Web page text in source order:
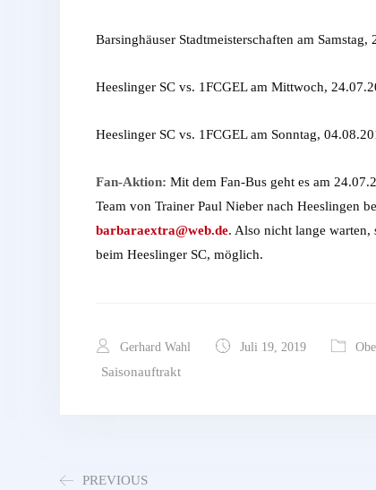
Barsinghäuser Stadtmeisterschaften am
Heeslinger SC vs. 1FCGEL am Mittwoch,
Heeslinger SC vs. 1FCGEL am Sonntag,
Fan-Aktion: Mit dem Fan-Bus geht es am
Team von Trainer Paul Nieber nach Heeslingen
barbaraextra@web.de. Also nicht lange warten,
beim Heeslinger SC, möglich.
Gerhard Wahl Juli 19, 2019
Saisonauftrakt
PREVIOUS